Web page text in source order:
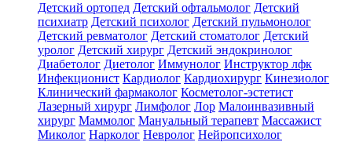
Детский ортопед Детский офтальмолог Детский
психиатр Детский психолог Детский пульмонолог
Детский ревматолог Детский стоматолог Детский
уролог Детский хирург Детский эндокринолог
Диабетолог Диетолог Иммунолог Инструктор лфк
Инфекционист Кардиолог Кардиохирург Кинезиолог
Клинический фармаколог Косметолог-эстетист
Лазерный хирург Лимфолог Лор Малоинвазивный
хирург Маммолог Мануальный терапевт Массажист
Миколог Нарколог Невролог Нейропсихолог